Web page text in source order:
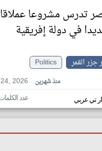
تدرس مشروعا عملاقا
في دولة إفريقية
جزر القمر
Politics
2026
منذ شهرين
ار تي عربي عدد الكلمات: